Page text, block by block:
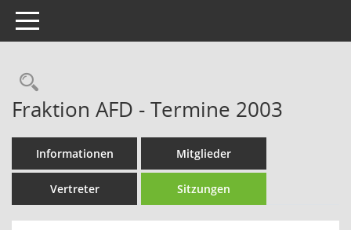
Toggle navigation
Rechercheauswahl
Fraktion AFD - Termine 2003
Informationen Mitglieder
Vertreter Sitzungen